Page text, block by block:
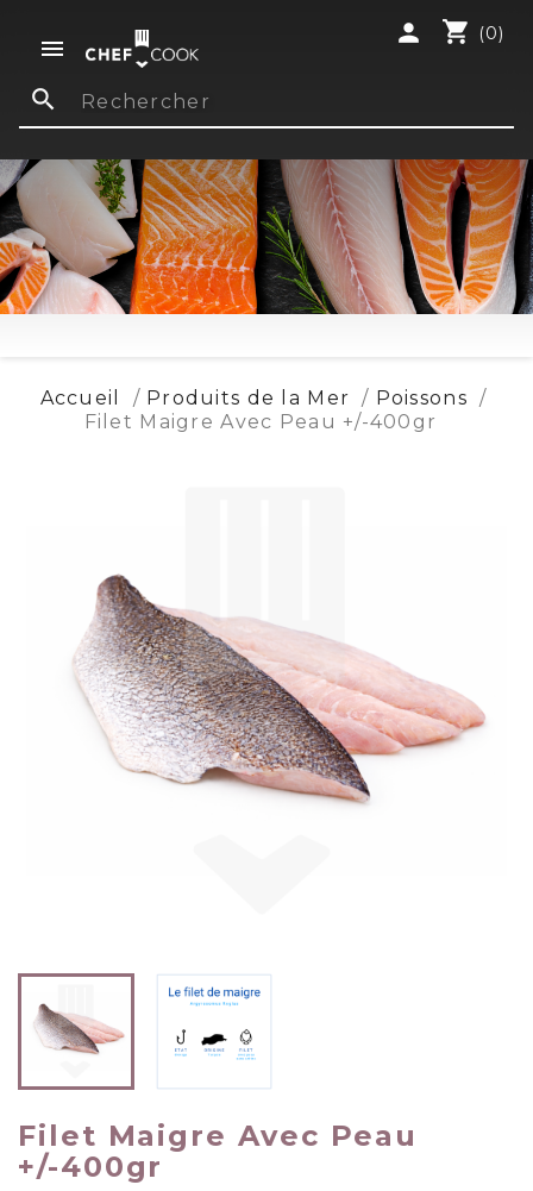

shopping_cart (0)
person
search
Accueil Produits de la Mer
Poissons
Filet Maigre Avec Peau +/-400gr
Filet Maigre Avec Peau
+/-400gr